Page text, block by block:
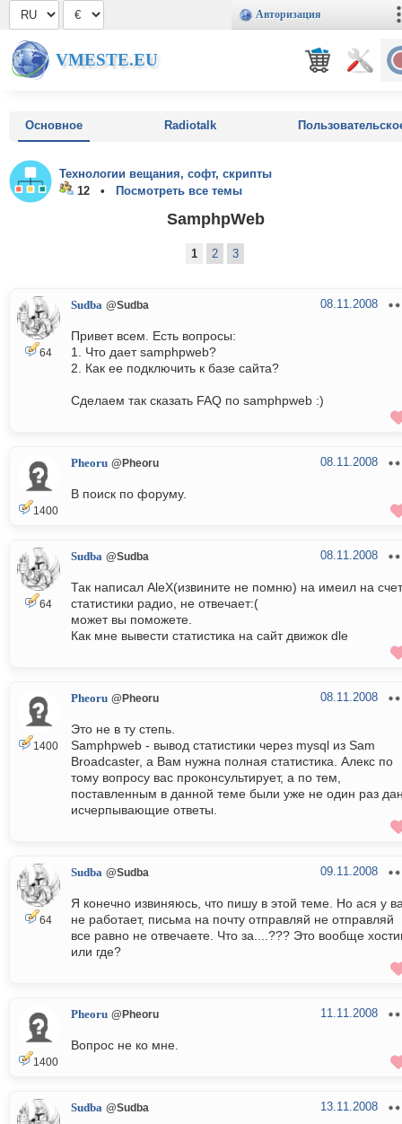
Авторизация
VMESTE.EU
Основное Radiotalk
Технологии вещания, софт, скрипты
12 •
Посмотреть все темы
SamphpWeb
1 2 3
64
Sudba @Sudba 08.11.2008
Привет всем. Есть вопросы:
1. Что дает samphpweb?
2. Как ее подключить к базе сайта?
Сделаем так сказать FAQ по samphpweb :)
1400
Pheoru @Pheoru 08.11.2008
В поиск по форуму.
64
Sudba @Sudba 08.11.2008
Так написал AleX(извините не помню) на имеил на счет
статистики радио, не отвечает:(
может вы поможете.
Как мне вывести статистика на сайт движок dle
1400
Pheoru @Pheoru 08.11.2008
Это не в ту степь.
Samphpweb - вывод статистики через mysql из Sam
Broadcaster, а Вам нужна полная статистика. Алекс по
тому вопросу вас проконсультирует, а по тем,
поставленным в данной теме были уже не один раз
исчерпывающие ответы.
64
Sudba @Sudba 09.11.2008
Я конечно извиняюсь, что пишу в этой теме. Но ася у
не работает, письма на почту отправляй не отправляй
все равно не отвечаете. Что за....??? Это вообще
или где?
1400
Pheoru @Pheoru 11.11.2008
Вопрос не ко мне.
Sudba @Sudba 13.11.2008